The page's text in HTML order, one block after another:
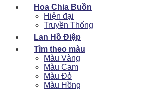
Hoa Chia Buồn
Hiện đại
Truyền Thống
Lan Hồ Điệp
Tìm theo màu
Màu Vàng
Màu Cam
Màu Đỏ
Màu Hồng